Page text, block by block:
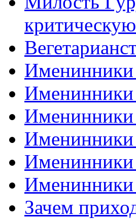
Именинники
Именинники
Именинники
Зачем